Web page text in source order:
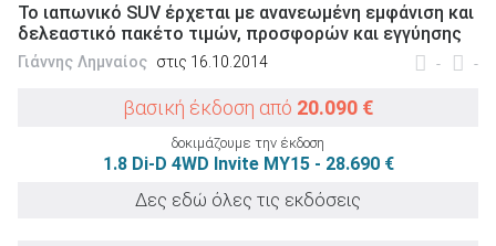
Μεταχειρισμένα
Το ιαπωνικό SUV έρχεται με ανανεωμένη εμφάνιση και
δελεαστικό πακέτο τιμών, προσφορών και εγγύησης
- -
Γιάννης Λημναίος στις 16.10.2014
βασική έκδοση από 20.090 €
δοκιμάζουμε την έκδοση
1.8 Di-D 4WD Invite MY15 - 28.690 €
Δες εδώ όλες τις εκδόσεις